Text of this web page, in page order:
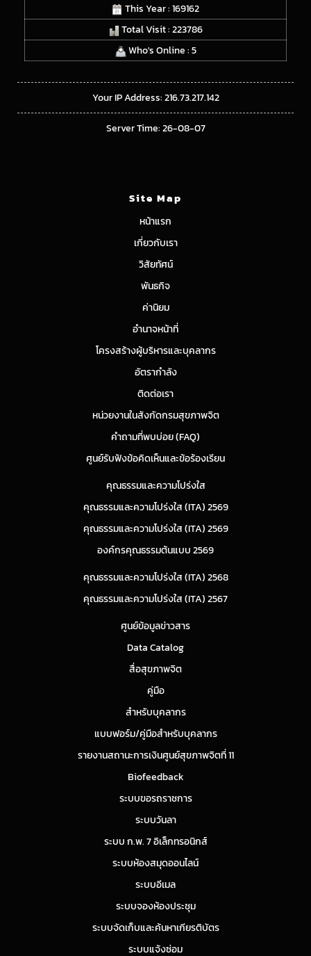
This Year : 169162
Total Visit : 223786
Who's Online : 5
Your IP Address: 216.73.217.142
Server Time: 26-08-07
Site Map
หน้าแรก
เกี่ยวกับเรา
วิสัยทัศน์
พันธกิจ
ค่านิยม
อำนาจหน้าที่
โครงสร้างผู้บริหารและบุคลากร
อัตรากำลัง
ติดต่อเรา
หน่วยงานในสังกัดกรมสุขภาพจิต
คำถามที่พบบ่อย (FAQ)
ศูนย์รับฟังข้อคิดเห็นและข้อร้องเรียน
คุณธรรมและความโปร่งใส
คุณธรรมและความโปร่งใส (ITA) 2569
คุณธรรมและความโปร่งใส (ITA) 2569
องค์กรคุณธรรมต้นแบบ 2569
คุณธรรมและความโปร่งใส (ITA) 2568
คุณธรรมและความโปร่งใส (ITA) 2567
ศูนย์ข้อมูลข่าวสาร
Data Catalog
สื่อสุขภาพจิต
คู่มือ
สำหรับบุคลากร
แบบฟอร์ม/คู่มือสำหรับบุคลากร
รายงานสถานะการเงินศูนย์สุขภาพจิตที่ 11
Biofeedback
ระบบขอรถราชการ
ระบบวันลา
ระบบ ก.พ. 7 อิเล็กทรอนิกส์
ระบบห้องสมุดออนไลน์
ระบบอีเมล
ระบบจองห้องประชุม
ระบบจัดเก็บและค้นหาเกียรติบัตร
ระบบแจ้งซ่อม